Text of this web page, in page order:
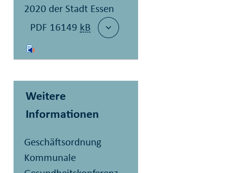
2020 der Stadt Essen
PDF 16149 kB
Weitere
Informationen
Geschäftsordnung
Kommunale